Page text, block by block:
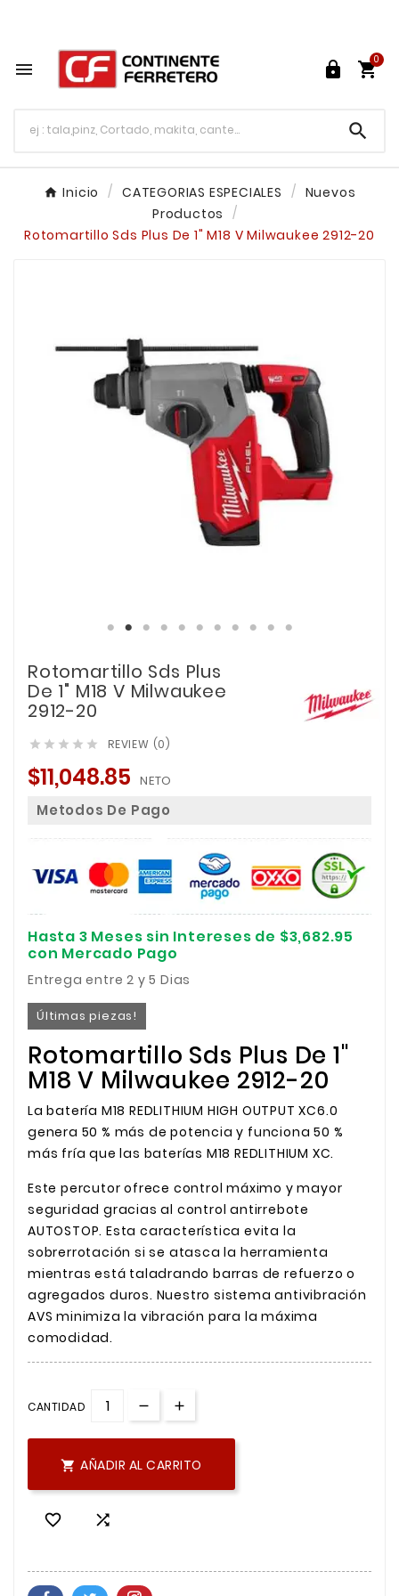
  
0

Inicio CATEGORIAS ESPECIALES
Nuevos
Productos
Rotomartillo Sds Plus De 1" M18 V Milwaukee 2912-20
Rotomartillo Sds Plus
De 1" M18 V Milwaukee
2912-20
     REVIEW (0)
$11,048.85 NETO
Metodos De Pago
Hasta 3 Meses sin Intereses de $3,682.95
con Mercado Pago
Entrega entre 2 y 5 Dias
Últimas piezas!
Rotomartillo Sds Plus De 1"
M18 V Milwaukee 2912-20
La batería M18 REDLITHIUM HIGH OUTPUT XC6.0
genera 50 % más de potencia y funciona 50 %
más fría que las baterías M18 REDLITHIUM XC.
Este percutor ofrece control máximo y mayor
seguridad gracias al control antirrebote
AUTOSTOP. Esta característica evita la
sobrerrotación si se atasca la herramienta
mientras está taladrando barras de refuerzo o
agregados duros. Nuestro sistema antivibración
AVS minimiza la vibración para la máxima
comodidad.
CANTIDAD
 AÑADIR AL CARRITO
 